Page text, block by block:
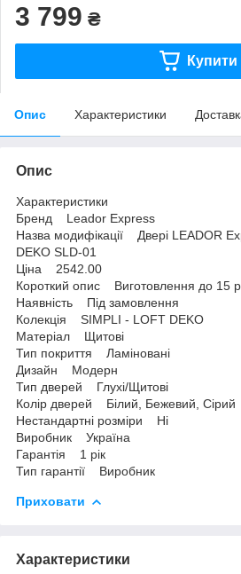
3 799 ₴
Купити
Опис Характеристики
Опис
Характеристики
Бренд Leador Express
Назва модифікації Двері LEADOR
DEKO SLD-01
Ціна 2542.00
Короткий опис Виготовлення до 15
Наявність Під замовлення
Колекція SIMPLI - LOFT DEKO
Матеріал Щитові
Тип покриття Ламіновані
Дизайн Модерн
Тип дверей Глухі/Щитові
Колір дверей Білий, Бежевий, Сірий
Нестандартні розміри Ні
Виробник Україна
Гарантія 1 рік
Тип гарантії Виробник
Приховати
Характеристики